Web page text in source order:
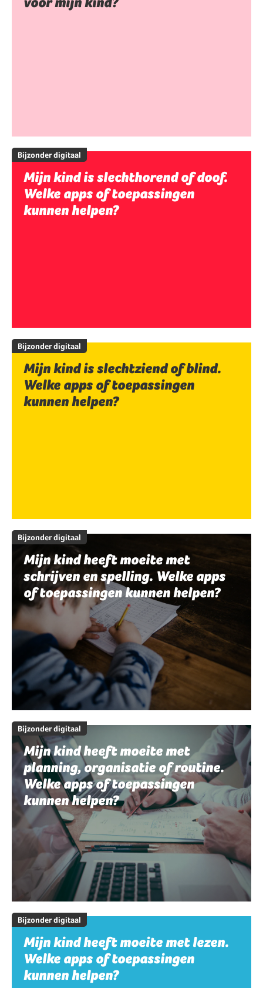
Bijzonder digitaal
Mijn kind is slechthorend of doof.
Welke apps of toepassingen
kunnen helpen?
Bijzonder digitaal
Mijn kind is slechtziend of blind.
Welke apps of toepassingen
kunnen helpen?
Bijzonder digitaal
Mijn kind heeft moeite met
schrijven en spelling. Welke apps
of toepassingen kunnen helpen?
Bijzonder digitaal
Mijn kind heeft moeite met
planning, organisatie of routine.
Welke apps of toepassingen
kunnen helpen?
Bijzonder digitaal
Mijn kind heeft moeite met lezen.
Welke apps of toepassingen
kunnen helpen?